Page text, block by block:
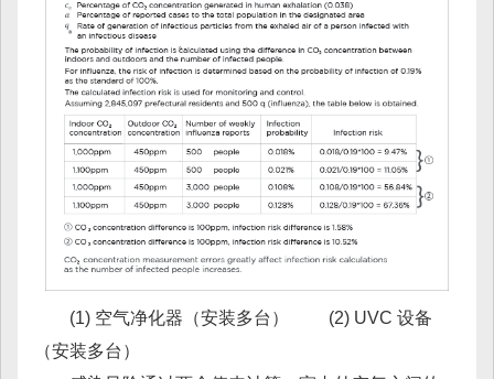
(1) 空气净化器（安装多台） (2) UVC 设备
（安装多台）